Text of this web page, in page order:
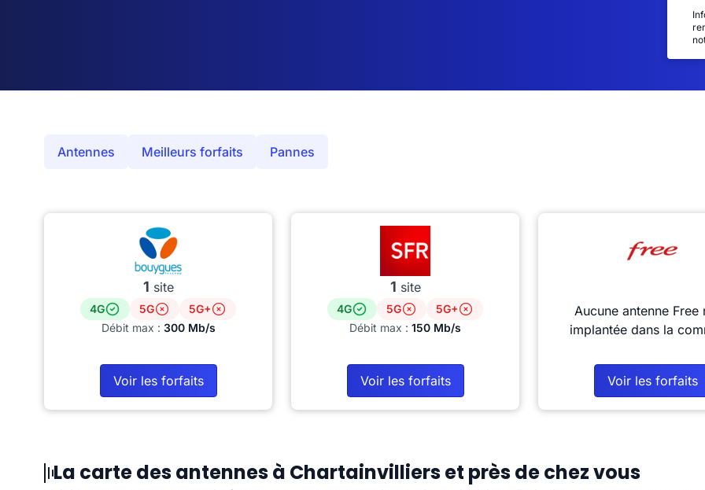
Antennes Meilleurs forfaits Pannes
1 site
4G 5G
5G+
Débit max : 300 Mb/s
Voir les forfaits
1 site
4G 5G
5G+
Débit max : 150 Mb/s
Voir les forfaits
Aucune antenne Free
implantée dans la
Voir les forfaits
La carte des antennes à Chartainvilliers et près de chez vous